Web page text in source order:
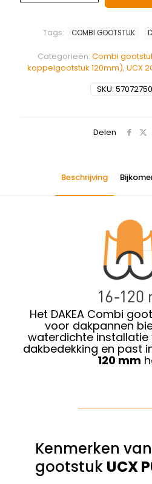
SKU:
Categorieën: Combi
koppelgootstuk 120mm), UCX
Tags: COMBI GOOTSTUK
Delen
Beschrijving
Het DAKEA Combi
voor dakpannen
waterdichte installatie
dakbedekking en past
120 mm
Kenmerken
gootstuk UCX